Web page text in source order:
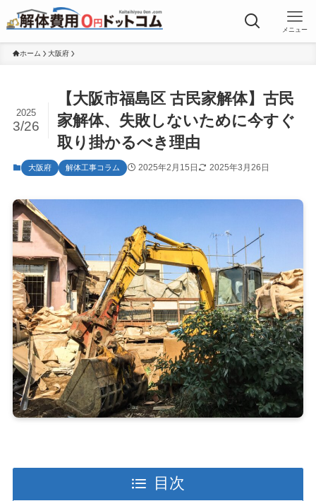
メニュー
ホーム 大阪府
【大阪市福島区 古民家解体】古民
家解体、失敗しないために今すぐ
取り掛かるべき理由
2025
3/26
大阪府 解体工事コラム 2025年2月15日 2025年3月26日
目次